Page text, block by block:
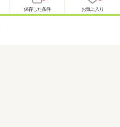
保存した条件 お気に入り